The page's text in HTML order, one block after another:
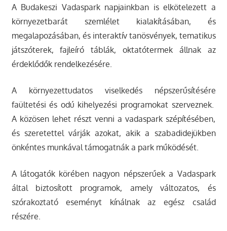
A Budakeszi Vadaspark napjainkban is elkötelezett a
környezetbarát szemlélet kialakításában, és
megalapozásában, és interaktív tanösvények, tematikus
játszóterek, fajleíró táblák, oktatótermek állnak az
érdeklődők rendelkezésére.
A környezettudatos viselkedés népszerűsítésére
faültetési és odú kihelyezési programokat szerveznek.
A közösen lehet részt venni a vadaspark szépítésében,
és szeretettel várják azokat, akik a szabadidejükben
önkéntes munkával támogatnák a park működését.
A látogatók körében nagyon népszerűek a Vadaspark
által biztosított programok, amely változatos, és
szórakoztató eseményt kínálnak az egész család
részére.